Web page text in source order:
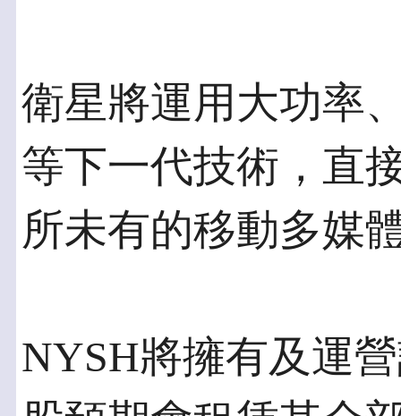
衛星將運用大功率
等下一代技術，直
所未有的移動多媒
NYSH將擁有及運